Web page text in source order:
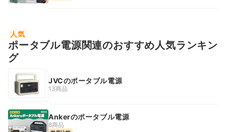
人気
ポータブル電源関連のおすすめ人気ランキン
グ
JVCのポータブル電源
13商品
Ankerのポータブル電源
8商品